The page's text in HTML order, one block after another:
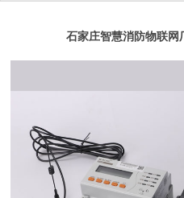
石家庄智慧消防物联网